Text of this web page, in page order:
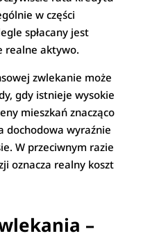
w części
spłacany jest
realne aktywo.
zwlekanie może
gdy istnieje wysokie
mieszkań znacząco
dochodowa wyraźnie
W przeciwnym razie
oznacza realny koszt
–